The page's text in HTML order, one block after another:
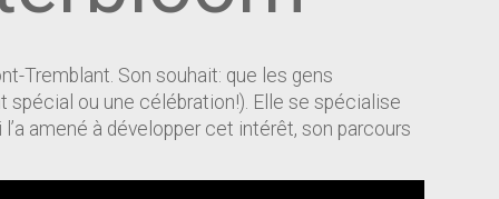
Tremblant. Son souhait: que les gens
spécial ou une célébration!). Elle se spécialise
amené à développer cet intérêt, son parcours